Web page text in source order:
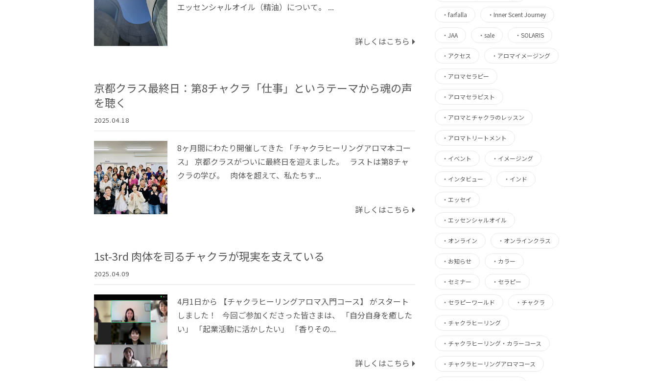
エッセンシャルオイル（精油）について。 ...
詳しくはこちら
京都クラス最終日：第8チャクラ「仕事」というテーマから魂の声
を聴く
2025.04.18
8ヶ月間にわたり開催してきた 「チャクラヒーリングアロマ本コー
ス」 京都クラスがついに最終日を迎えました。 ラストは第8チャ
クラの学び。 肉体を超えて、私たちす...
詳しくはこちら
1st-3rd 肉体を司るチャクラが現実を支えている
2025.04.09
4月1日から 【チャクラヒーリングアロマ入門コース】 がスタート
しました！ 今回ご参加くださった皆さまは、 「自分自身を癒した
い」 「起業活動に活かしたい」 「香りその...
詳しくはこちら
・ farfalla ・ Inner Scent Journey
・ JAA ・ sale ・ SOLARIS
・ アクセス ・ アロマイメージング
・ アロマセラピー
・ アロマセラピスト
・ アロマとチャクラのレッスン
・ アロマトリートメント
・ イベント ・ イメージング
・ インタビュー ・ インド
・ エッセイ
・ エッセンシャルオイル
・ オンライン ・ オンラインクラス
・ お知らせ ・ カラー
・ セミナー ・ セラピー
・ セラピーワールド ・ チャクラ
・ チャクラヒーリング
・ チャクラヒーリング・カラーコース
・ チャクラヒーリングアロマコース